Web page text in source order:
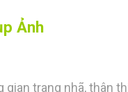
Ảnh
trang nhã, thân